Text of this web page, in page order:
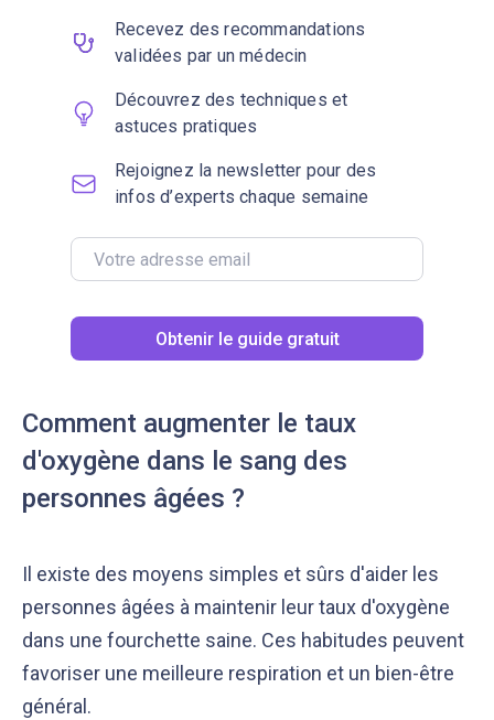
Obtenir le guide gratuit
Recevez des recommandations
validées par un médecin
Découvrez des techniques et
astuces pratiques
Rejoignez la newsletter pour des
infos d’experts chaque semaine
Comment augmenter le taux
d'oxygène dans le sang des
personnes âgées ?
Il existe des moyens simples et sûrs d'aider les
personnes âgées à maintenir leur taux d'oxygène
dans une fourchette saine. Ces habitudes peuvent
favoriser une meilleure respiration et un bien-être
général.